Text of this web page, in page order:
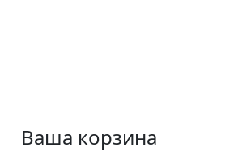
Ваша корзина